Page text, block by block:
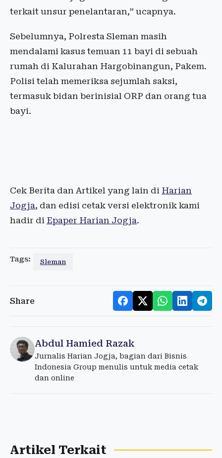
terkait unsur penelantaran,” ucapnya.
Sebelumnya, Polresta Sleman masih
mendalami kasus temuan 11 bayi di sebuah
rumah di Kalurahan Hargobinangun, Pakem.
Polisi telah memeriksa sejumlah saksi,
termasuk bidan berinisial ORP dan orang tua
bayi.
Cek Berita dan Artikel yang lain di Harian
Jogja, dan edisi cetak versi elektronik kami
hadir di Epaper Harian Jogja.
Tags: Sleman
Share
Abdul Hamied Razak
Jurnalis Harian Jogja, bagian dari Bisnis
Indonesia Group menulis untuk media cetak
dan online
Artikel Terkait